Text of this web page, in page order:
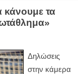
κάνουμε τα
Δηλώσεις
στην κάμερα